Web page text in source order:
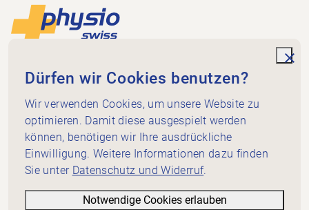
Physio Aargau
5610 Wohlen
079 457 66 14
sekretariat@ag.physioswiss.ch
Social Media
Schnellzugriff
Webinare
Dürfen wir Cookies benutzen?
Wir verwenden Cookies, um unsere Website zu
optimieren. Damit diese ausgespielt werden
können, benötigen wir Ihre ausdrückliche
Einwilligung. Weitere Informationen dazu finden
Sie unter Datenschutz und Widerruf.
Notwendige Cookies erlauben